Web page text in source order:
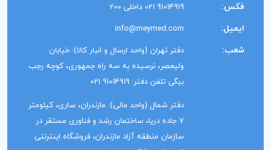
فکس: 91014919 021 داخلی 200
ایمیل: info@meymed.com
شعب:
دفتر تهران (واحد ارسال و انبار کالا): خیابان
ولیعصر، نرسیده به سه راه جمهوری، کوچه رجب
بیگی تلفن دفتر: 91014919 021
دفتر شمال (واحد مالی): مازندران، ساری، کیلومتر
7 جاده دریا، ساختمان رشد و فناوری مستقر در
سازمان منطقه آزاد مازندران، فروشگاه اینترنتی